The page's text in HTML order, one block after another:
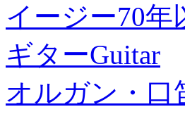
イージー70年
ギターGuitar
オルガン・口